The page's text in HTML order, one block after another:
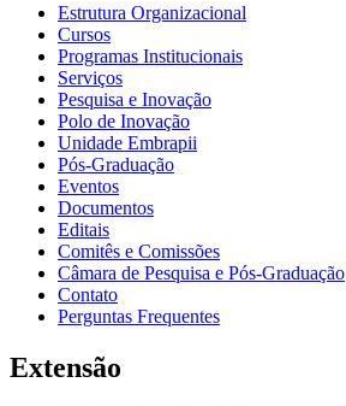
Estrutura Organizacional
Cursos
Programas Institucionais
Serviços
Pesquisa e Inovação
Polo de Inovação
Unidade Embrapii
Pós-Graduação
Eventos
Documentos
Editais
Comitês e Comissões
Câmara de Pesquisa e Pós-Graduação
Contato
Perguntas Frequentes
Extensão